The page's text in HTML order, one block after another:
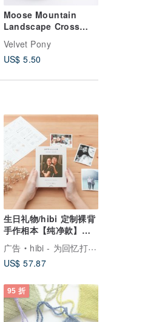
Moose Mountain
Landscape Cross
Stitch PDF Pattern 十
字繡
Velvet Pony
US$ 5.50
生日礼物/hibi 定制裸背
手作相本【纯净款】周
年礼物
广告
hibi - 为回忆打造专属的家
US$ 57.87
95 折